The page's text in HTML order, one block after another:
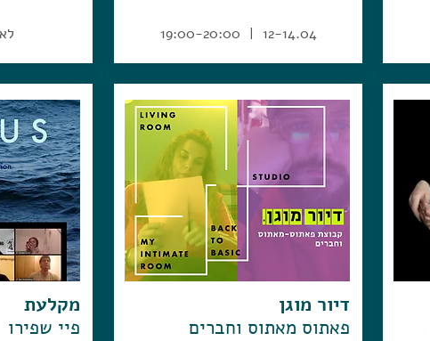
12-14.04 | 19:00-20:00
דיור מוגן
פאתוס מאתוס וחברים
מקלעת
פיי שפירו